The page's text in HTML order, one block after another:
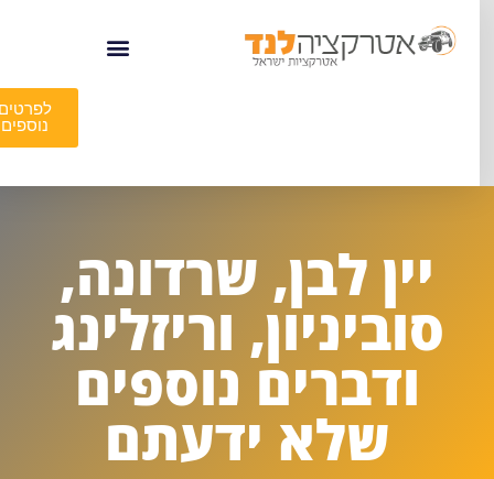
לפרטים
נוספים
יין לבן, שרדונה,
סוביניון, וריזלינג
ודברים נוספים
שלא ידעתם